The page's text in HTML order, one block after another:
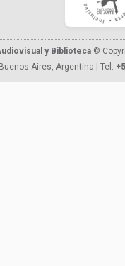
y Biblioteca ©
Aires, Argentina | Tel.